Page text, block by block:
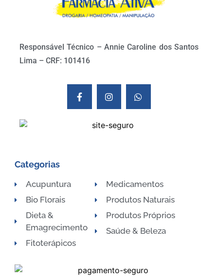
Responsável Técnico – Annie Caroline dos Santos
Lima – CRF: 101416
Categorias
Acupuntura
Bio Florais
Dieta &
Emagrecimento
Fitoterápicos
Medicamentos
Produtos Naturais
Produtos Próprios
Saúde & Beleza